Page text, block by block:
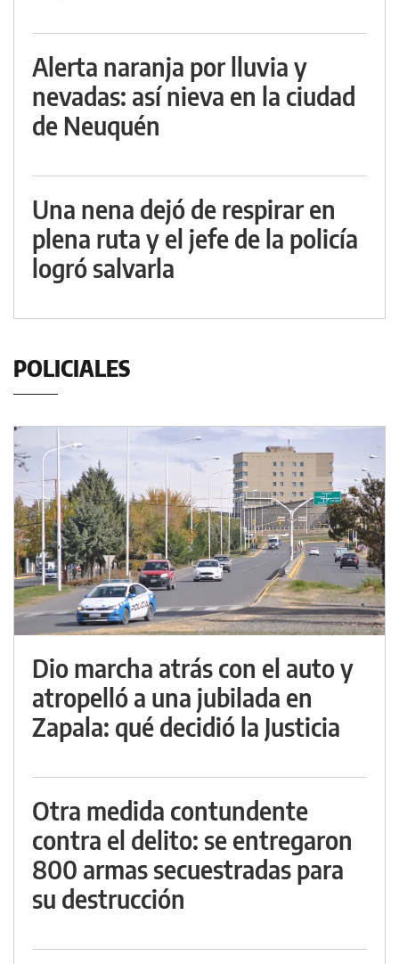
Alerta naranja por lluvia y
nevadas: así nieva en la ciudad
de Neuquén
Una nena dejó de respirar en
plena ruta y el jefe de la policía
logró salvarla
POLICIALES
Dio marcha atrás con el auto y
atropelló a una jubilada en
Zapala: qué decidió la Justicia
Otra medida contundente
contra el delito: se entregaron
800 armas secuestradas para
su destrucción